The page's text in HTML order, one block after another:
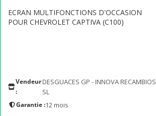
ECRAN MULTIFONCTIONS D'OCCASION
POUR CHEVROLET CAPTIVA (C100)
Vendeur
:
DESGUACES GP - INNOVA RECAMBIOS
SL
Garantie :12 mois